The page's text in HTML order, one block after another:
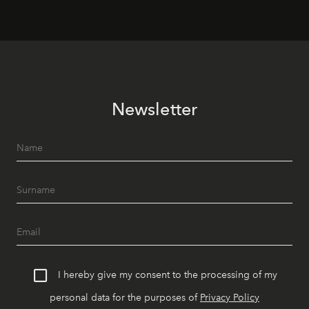
Newsletter
I hereby give my consent to the processing of my
personal data for the purposes of Privacy Policy